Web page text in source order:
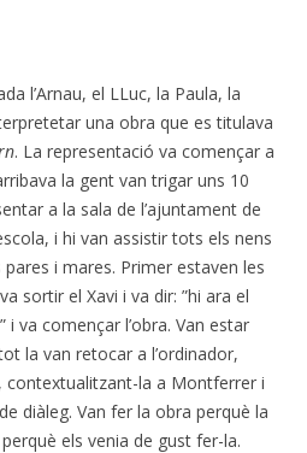
l’Arnau, el LLuc, la Paula, la
una obra que es titulava
. La representació va començar a
la gent van trigar uns 10
a la sala de l’ajuntament de
i hi van assistir tots els nens
pares i mares. Primer estaven les
sortir el Xavi i va dir: ”hi ara el
i va començar l’obra. Van estar
la van retocar a l’ordinador,
contextualitzant-la a Montferrer i
diàleg. Van fer la obra perquè la
els venia de gust fer-la.